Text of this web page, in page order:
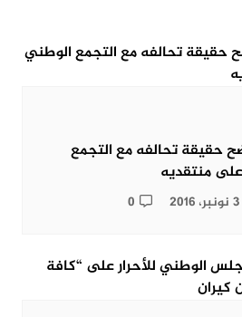
حقيقة تحالفه مع التجمع
على منتقديه
3 نونبر، 2016 0